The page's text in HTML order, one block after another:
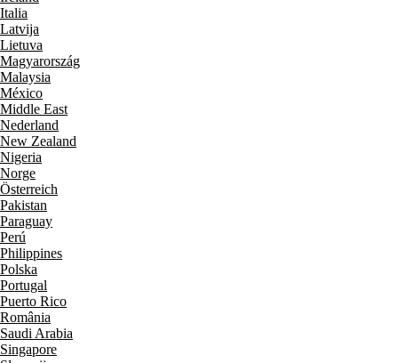
Italia
Latvija
Lietuva
Magyarország
Malaysia
México
Middle East
Nederland
New Zealand
Nigeria
Norge
Österreich
Pakistan
Paraguay
Perú
Philippines
Polska
Portugal
Puerto Rico
România
Saudi Arabia
Singapore